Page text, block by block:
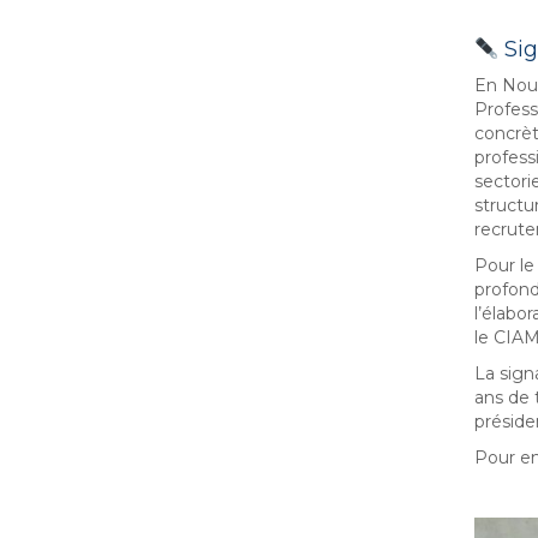
En
Pour
le
La
ans de
Pour